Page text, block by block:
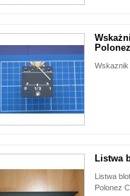
Wskaznik
Listwa
Listwa
Polonez